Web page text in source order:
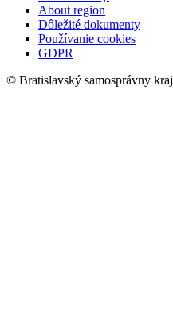
About region
Dôležité dokumenty
Používanie cookies
GDPR
© Bratislavský samosprávny kraj